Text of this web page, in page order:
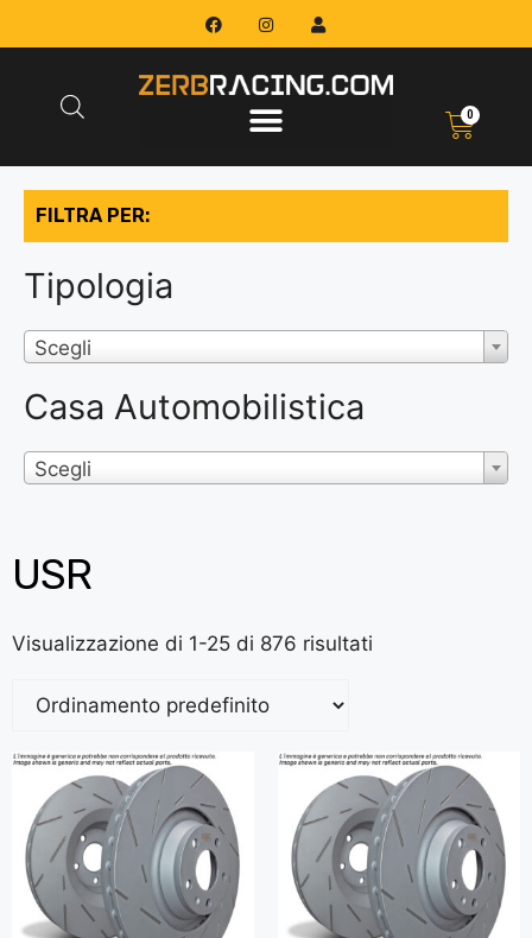
0
FILTRA PER:
Tipologia
Scegli
Casa Automobilistica
Scegli
USR
Visualizzazione di 1-25 di 876 risultati